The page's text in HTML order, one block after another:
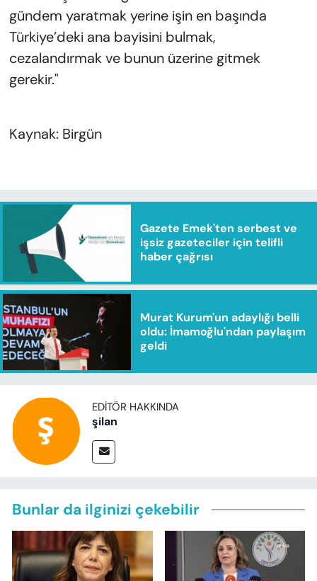
gündem yaratmak yerine işin en başında
Türkiye’deki ana bayisini bulmak,
cezalandırmak ve bunun üzerine gitmek
gerekir."
Kaynak: Birgün
Gazete Emek'ten serbest ve
işsiz gazeteciler için telifli
haber çağrısı
Murat Kurum'un adaylığı belli
oldu: İmamoğlu'ndan paylaşım
geldi
EDITÖR HAKKINDA
şilan
Bunlar da ilginizi çekebilir